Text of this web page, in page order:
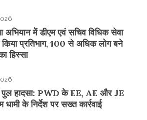
अभियान में डीएम एवं सचिव विधिक सेवा
प्रतिभाग, 100 से अधिक लोग बने
हिस्सा
पुल हादसा: PWD के EE, AE और JE
धामी के निर्देश पर सख्त कार्रवाई